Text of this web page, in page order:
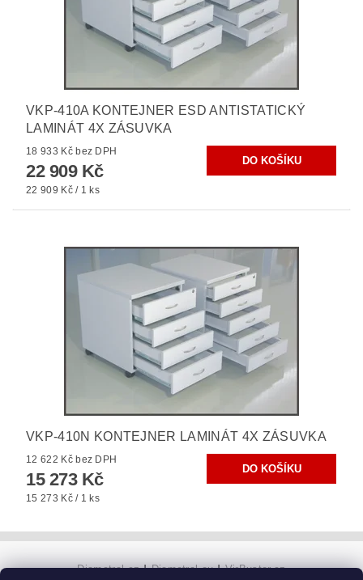
VKP-410A KONTEJNER ESD ANTISTATICKÝ
LAMINÁT 4X ZÁSUVKA
18 933 Kč bez DPH
22 909 Kč
22 909 Kč / 1 ks
VKP-410N KONTEJNER LAMINÁT 4X ZÁSUVKA
12 622 Kč bez DPH
15 273 Kč
15 273 Kč / 1 ks
Diametral.cz | Diametral.eu | VirBuster.cz